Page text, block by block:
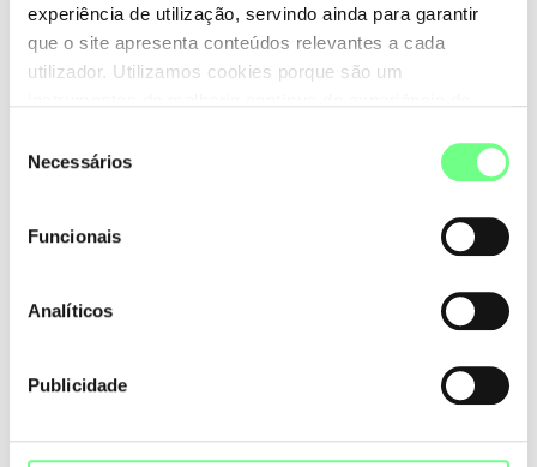
experiência de utilização, servindo ainda para garantir
que o site apresenta conteúdos relevantes a cada
utilizador. Utilizamos cookies porque são um
Necessários
Funcionais
Analíticos
Publicidade